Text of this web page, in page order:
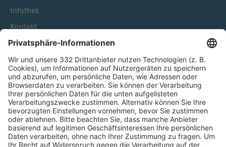
Infothek
Kontakt
HÄUFIG BESUCHTE SEITEN
Pässe und Vereinswechsel
Trainerausbildung
Schulungsangebot Vereinsmitarbeiter
BFV-Geschäftsstellen
Trainerbörse